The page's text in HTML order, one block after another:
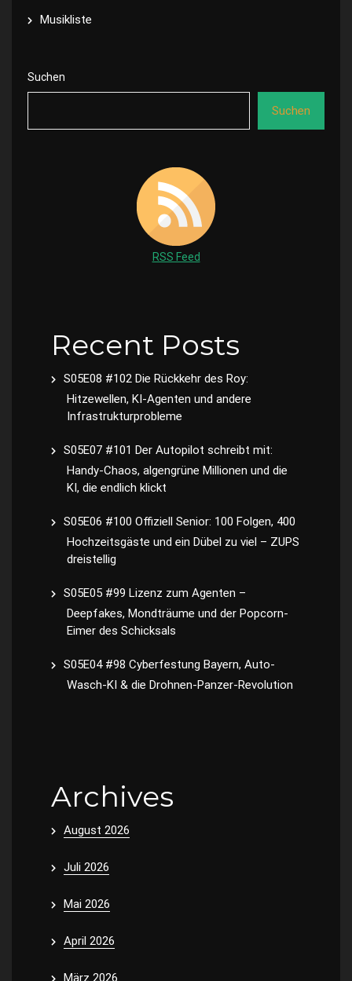
Musikliste
Suchen
Suchen
RSS Feed
Recent Posts
S05E08 #102 Die Rückkehr des Roy:
Hitzewellen, KI-Agenten und andere
Infrastrukturprobleme
S05E07 #101 Der Autopilot schreibt mit:
Handy-Chaos, algengrüne Millionen und die
KI, die endlich klickt
S05E06 #100 Offiziell Senior: 100 Folgen, 400
Hochzeitsgäste und ein Dübel zu viel – ZUPS
dreistellig
S05E05 #99 Lizenz zum Agenten –
Deepfakes, Mondträume und der Popcorn-
Eimer des Schicksals
S05E04 #98 Cyberfestung Bayern, Auto-
Wasch-KI & die Drohnen-Panzer-Revolution
Archives
August 2026
Juli 2026
Mai 2026
April 2026
März 2026